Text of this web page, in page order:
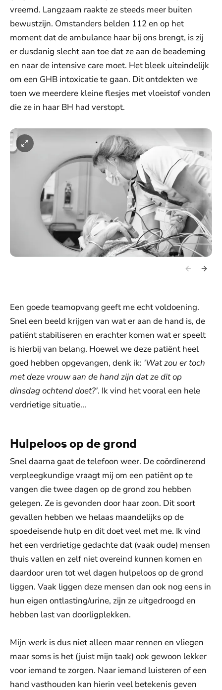
vreemd. Langzaam raakte ze steeds meer buiten
bewustzijn. Omstanders belden 112 en op het
moment dat de ambulance haar bij ons brengt, is zij
er dusdanig slecht aan toe dat ze aan de beademing
en naar de intensive care moet. Het bleek uiteindelijk
om een GHB intoxicatie te gaan. Dit ontdekten we
toen we meerdere kleine flesjes met vloeistof vonden
die ze in haar BH had verstopt.
Een goede teamopvang geeft me echt voldoening.
Snel een beeld krijgen van wat er aan de hand is, de
patiënt stabiliseren en erachter komen wat er speelt
is hierbij van belang. Hoewel we deze patiënt heel
goed hebben opgevangen, denk ik: 'Wat zou er toch
met deze vrouw aan de hand zijn dat ze dit op
dinsdag ochtend doet?'. Ik vind het vooral een hele
verdrietige situatie...
Hulpeloos op de grond
Snel daarna gaat de telefoon weer. De coördinerend
verpleegkundige vraagt mij om een patiënt op te
vangen die twee dagen op de grond zou hebben
gelegen. Ze is gevonden door haar zoon. Dit soort
gevallen hebben we helaas maandelijks op de
spoedeisende hulp en dit doet veel met me. Ik vind
het een verdrietige gedachte dat (vaak oude) mensen
thuis vallen en zelf niet overeind kunnen komen en
daardoor uren tot wel dagen hulpeloos op de grond
liggen. Vaak liggen deze mensen dan ook nog eens in
hun eigen ontlasting/urine, zijn ze uitgedroogd en
hebben last van doorligplekken.
Mijn werk is dus niet alleen maar rennen en vliegen
maar soms is het (juist mijn taak) ook gewoon lekker
voor iemand te zorgen. Naar iemand luisteren of een
hand vasthouden kan hierin veel betekenis geven